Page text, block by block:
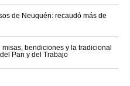
de Neuquén: recaudó más de
bendiciones y la tradicional
Pan y del Trabajo